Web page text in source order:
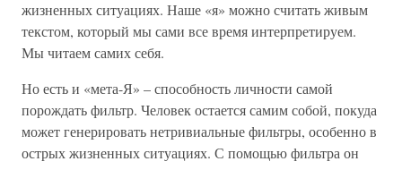
жизненных ситуациях. Наше «я» можно считать живым
текстом, который мы сами все время интерпретируем.
Мы читаем самих себя.
Но есть и «мета-Я» – способность личности самой
порождать фильтр. Человек остается самим собой, покуда
может генерировать нетривиальные фильтры, особенно в
острых жизненных ситуациях. С помощью фильтра он